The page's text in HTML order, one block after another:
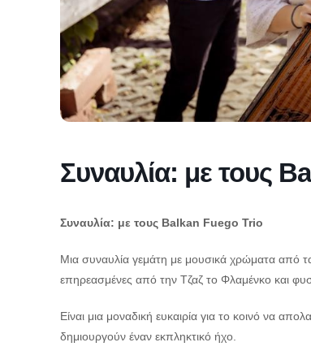
Συναυλία: με τους
Συναυλία: με τους Balkan Fuego Trio
Μια συναυλία γεμάτη με μουσικά χρώματα από
επηρεασμένες από την Τζαζ το Φλαμένκο και
Είναι μια μοναδική ευκαιρία για το κοινό να
δημιουργούν έναν εκπληκτικό ήχο.